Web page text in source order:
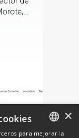
a las
×
para mejorar la